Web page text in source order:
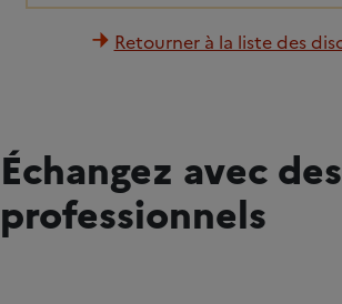
Retourner à la liste des
Échangez avec des
professionnels